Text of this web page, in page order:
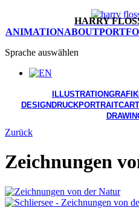
HARRY
ANIMATIONABOUT
Sprache auswählen
ILLUSTRATION
DESIGN DRUCKPORTRAIT
Zurück
Zeichnungen